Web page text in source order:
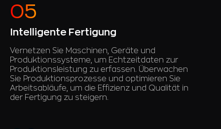
Intelligente Fertigung
Vernetzen Sie Maschinen, Geräte und
Produktionssysteme, um Echtzeitdaten zur
Produktionsleistung zu erfassen. Überwachen
Sie Produktionsprozesse und optimieren Sie
Arbeitsabläufe, um die Effizienz und Qualität in
der Fertigung zu steigern.